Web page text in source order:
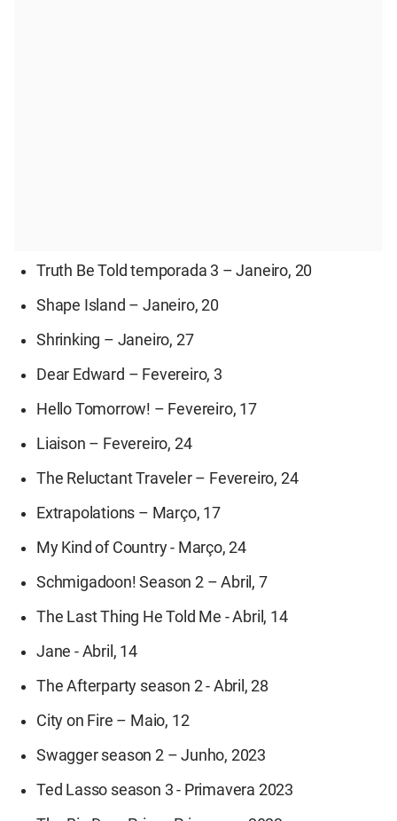
Truth Be Told temporada 3 – Janeiro, 20
Shape Island – Janeiro, 20
Shrinking – Janeiro, 27
Dear Edward – Fevereiro, 3
Hello Tomorrow! – Fevereiro, 17
Liaison – Fevereiro, 24
The Reluctant Traveler – Fevereiro, 24
Extrapolations – Março, 17
My Kind of Country - Março, 24
Schmigadoon! Season 2 – Abril, 7
The Last Thing He Told Me - Abril, 14
Jane - Abril, 14
The Afterparty season 2 - Abril, 28
City on Fire – Maio, 12
Swagger season 2 – Junho, 2023
Ted Lasso season 3 - Primavera 2023